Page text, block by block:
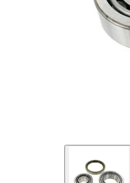
Listă de
Nume
articol